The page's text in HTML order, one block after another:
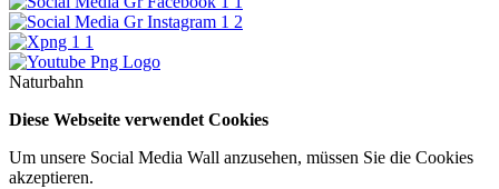
Naturbahn
Diese Webseite verwendet Cookies
Um unsere Social Media Wall anzusehen, müssen Sie die Cookies
akzeptieren.